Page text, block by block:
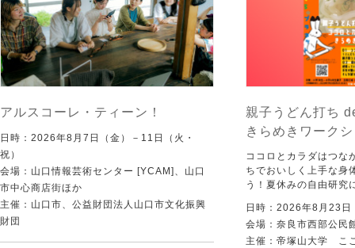
アルスコーレ・ティーン！
日時：2026年8月7日（金）－11日（火・
祝）
会場：山口情報芸術センター [YCAM]、山口
市中心商店街ほか
主催：山口市、公益財団法人山口市文化振興
財団
親子うどん打ち
きらめきワーク
ココロとカラダはつな
ちでおいしく上手な身
う！夏休みの自由研究
日時：2026年8月23日
会場：奈良市西部公民
主催：帝塚山大学 こ